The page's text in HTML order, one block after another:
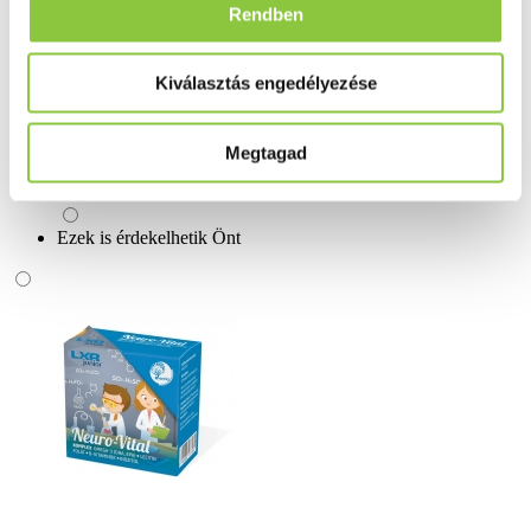
Rendben
Kiválasztás engedélyezése
Megtagad
Ingyenes szállítás 18 000 Ft felett
Minőségellenőrzött termékek
Valós gyógyszertári háttér
Ezek is érdekelhetik Önt